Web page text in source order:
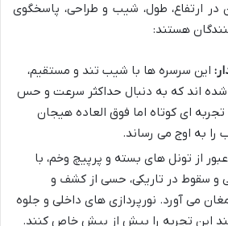
در ارتفاع، طول، شیب و طراحی، پاسخگوی
هستند:
این سرسره ها با شیب تند و مستقیم،
شده اند که به دنبال حداکثر سرعت و حس
ای کوتاه اما فوق العاده هیجان
را به اوج می رساند.
عبور از تونل های بسته و پرپیچ وخم، با
و سقوط در تاریکی، حسی از کشف و
می آورد. نورپردازی های داخلی و جلوه
این تجربه را بیش از پیش خاص کنند.